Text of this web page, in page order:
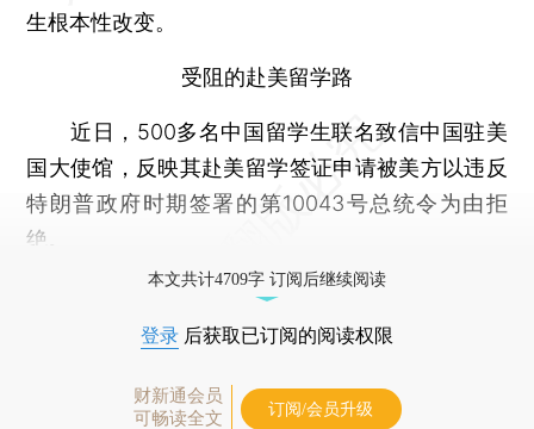
生根本性改变。
受阻的赴美留学路
近日，500多名中国留学生联名致信中国驻美
国大使馆，反映其赴美留学签证申请被美方以违反
特朗普政府时期签署的第10043号总统令为由拒
绝。
本文共计4709字 订阅后继续阅读
登录 后获取已订阅的阅读权限
财新通会员
可畅读全文
订阅/会员升级